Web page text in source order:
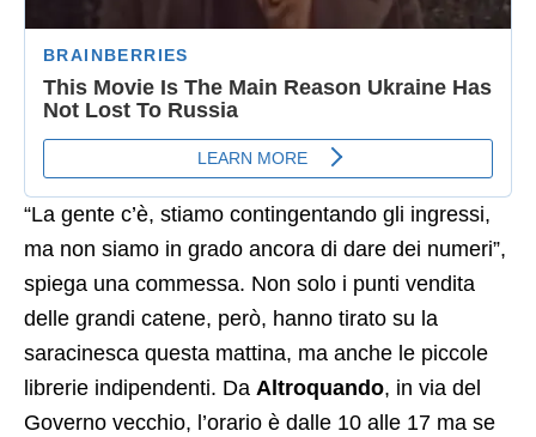
“La gente c’è, stiamo contingentando gli ingressi,
ma non siamo in grado ancora di dare dei numeri”,
spiega una commessa. Non solo i punti vendita
delle grandi catene, però, hanno tirato su la
saracinesca questa mattina, ma anche le piccole
librerie indipendenti. Da Altroquando, in via del
Governo vecchio, l’orario è dalle 10 alle 17 ma se